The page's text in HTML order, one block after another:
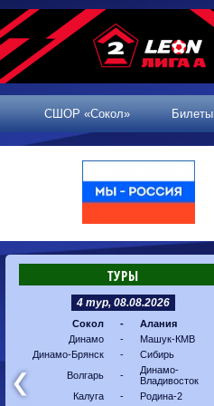
СШОР «Сокол» Билеты
ТУРЫ
4 тур, 08.08.2026
Сокол -
Алания
Динамо
-
Машук-КМВ
Динамо-Брянск
-
Сибирь
Волгарь
-
Динамо-
Владивосток
Калуга
- Родина-2